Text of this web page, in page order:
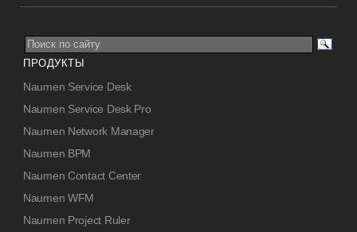
ПРОДУКТЫ
Naumen Service Desk
Naumen Service Desk Pro
Naumen Network Manager
Naumen BPM
Naumen Contact Center
Naumen WFM
Naumen Project Ruler